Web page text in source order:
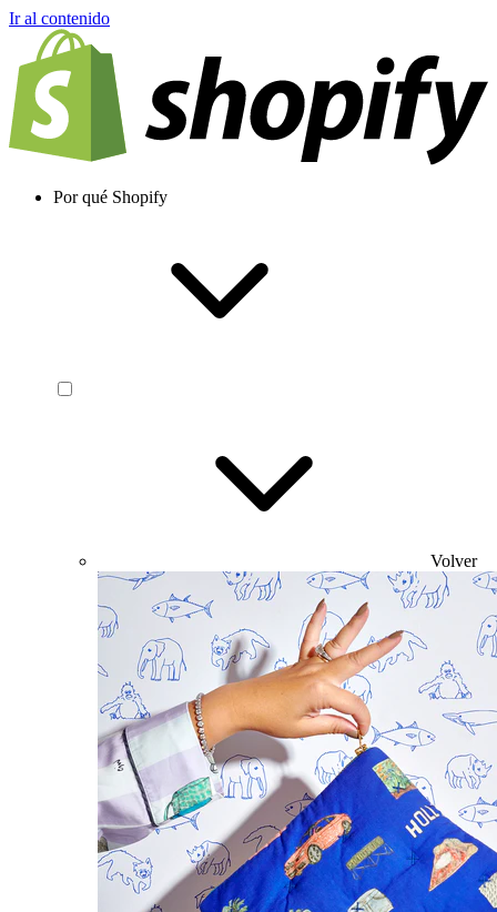
Ir al contenido
Por qué Shopify
Volver